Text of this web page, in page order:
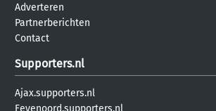
Adverteren
Partnerberichten
Contact
Supporters.nl
Ajax.supporters.nl
Feyenoord.supporters.nl